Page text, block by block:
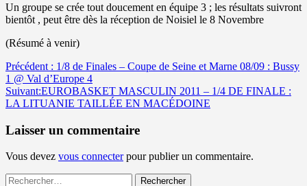
Un groupe se crée tout doucement en équipe 3 ; les résultats suivront
bientôt , peut être dès la réception de Noisiel le 8 Novembre
(Résumé à venir)
Navigation
d’article
Précédent : 1/8 de Finales – Coupe de Seine et Marne 08/09 : Bussy
1 @ Val d’Europe 4
Suivant:EUROBASKET MASCULIN 2011 – 1/4 DE FINALE :
LA LITUANIE TAILLÉE EN MACÉDOINE
Laisser un commentaire
Vous devez vous connecterpour publier un commentaire.
Rechercher :